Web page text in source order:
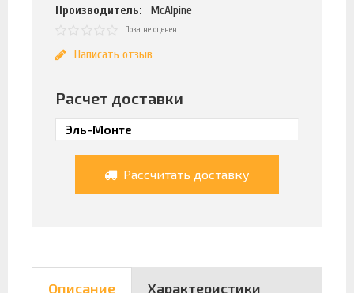
Производитель:
McAlpine
Пока не оценен
Написать отзыв
Расчет доставки
Рассчитать доставку
Описание Характеристики